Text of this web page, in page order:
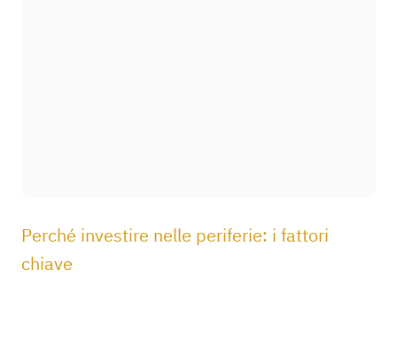
Perché investire nelle periferie: i fattori
chiave